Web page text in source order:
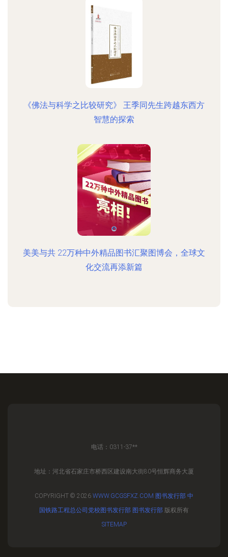
《佛法与科学之比较研究》 王季同先生跨越东西方
智慧的探索
美美与共 22万种中外精品图书汇聚图博会，全球文
化交流再添新篇
电话：0311-37**
地址：河北省石家庄市桥西区建设南大街80号恒辉商务大厦
COPYRIGHT © 2026 WWW.GCGSFXZ.COM 图书发行部 中
国铁路工程总公司党校图书发行部 图书发行部 版权所有
SITEMAP